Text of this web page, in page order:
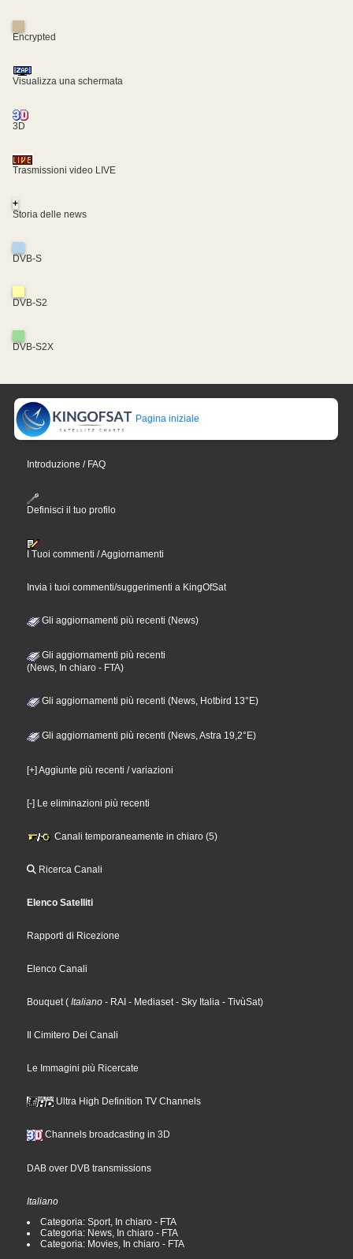
Encrypted
Visualizza una schermata
3D
Trasmissioni video LIVE
+
Storia delle news
DVB-S
DVB-S2
DVB-S2X
Pagina iniziale
Introduzione / FAQ
Definisci il tuo profilo
I Tuoi commenti / Aggiornamenti
Invia i tuoi commenti/suggerimenti a KingOfSat
Gli aggiornamenti più recenti (News)
Gli aggiornamenti più recenti
(News, In chiaro - FTA)
Gli aggiornamenti più recenti (News, Hotbird 13°E)
Gli aggiornamenti più recenti (News, Astra 19,2°E)
[+] Aggiunte più recenti / variazioni
[-] Le eliminazioni più recenti
Canali temporaneamente in chiaro (5)
Ricerca Canali
Elenco Satelliti
Rapporti di Ricezione
Elenco Canali
Bouquet ( Italiano - RAI - Mediaset - Sky Italia - TivùSat)
Il Cimitero Dei Canali
Le Immagini più Ricercate
Ultra High Definition TV Channels
Channels broadcasting in 3D
DAB over DVB transmissions
Italiano
Categoria: Sport, In chiaro - FTA
Categoria: News, In chiaro - FTA
Categoria: Movies, In chiaro - FTA